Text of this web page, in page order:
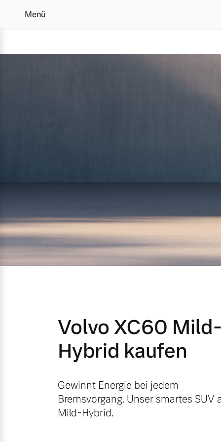
Der Volvo XC60 | Alle
Menü
Mild-Hybrid
Geschäftskunden
Editionsmodelle
Konnektivität
Aktuelle Angebote
Geschäftskunden
Über uns
Unser Team
Volvo XC60 Mild-
Hybrid kaufen
Gewinnt Energie bei jedem
Bremsvorgang. Unser smartes SUV
Mild-Hybrid.